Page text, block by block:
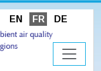
EN FR DE